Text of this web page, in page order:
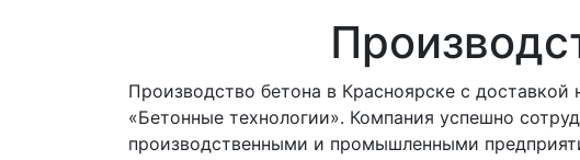
Производство бетона в Красноярске с
«Бетонные технологии». Компания успешно
производственными и промышленными